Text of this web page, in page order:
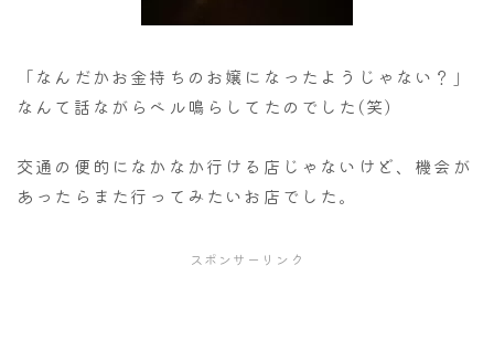
「なんだかお金持ちのお嬢になったようじゃない？」
なんて話ながらベル鳴らしてたのでした(笑)
交通の便的になかなか行ける店じゃないけど、機会が
あったらまた行ってみたいお店でした。
スポンサーリンク